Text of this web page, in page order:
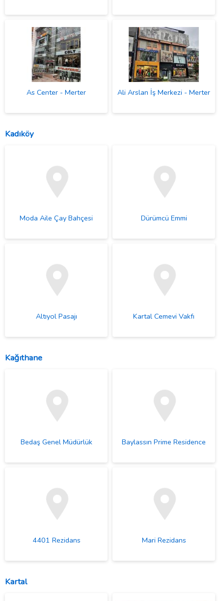
As Center - Merter Ali Arslan İş Merkezi - Merter
Kadıköy
Moda Aile Çay Bahçesi Dürümcü Emmi
Altıyol Pasajı Kartal Cemevi Vakfı
Kağıthane
Bedaş Genel Müdürlük Baylassın Prime Residence
4401 Rezidans Mari Rezidans
Kartal